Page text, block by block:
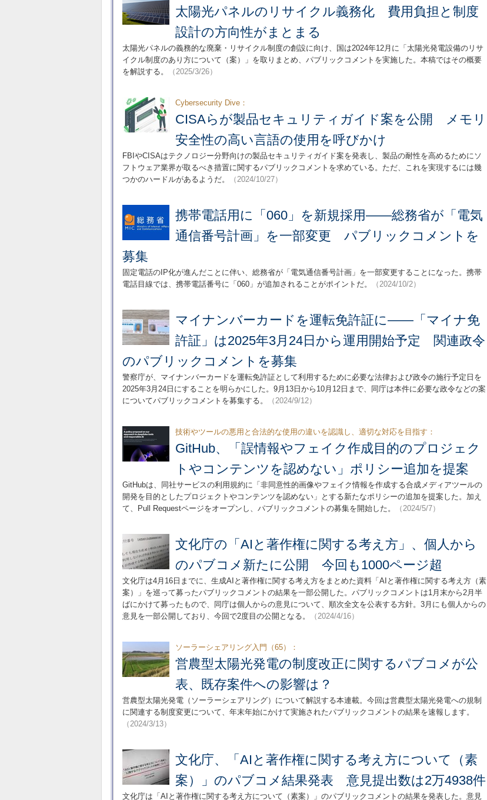
太陽光パネルのリサイクル義務化 費用負担と制度
設計の方向性がまとまる
太陽光パネルの義務的な廃棄・リサイクル制度の創設に向け、国は2024年12月に「太陽光発電設備のリサ
イクル制度のあり方について（案）」を取りまとめ、パブリックコメントを実施した。本稿ではその概要
を解説する。
（2025/3/26）
Cybersecurity Dive：
CISAらが製品セキュリティガイド案を公開 メモリ
安全性の高い言語の使用を呼びかけ
FBIやCISAはテクノロジー分野向けの製品セキュリティガイド案を発表し、製品の耐性を高めるためにソ
フトウェア業界が取るべき措置に関するパブリックコメントを求めている。ただ、これを実現するには幾
つかのハードルがあるようだ。
（2024/10/27）
携帯電話用に「060」を新規採用――総務省が「電気
通信番号計画」を一部変更 パブリックコメントを
募集
固定電話のIP化が進んだことに伴い、総務省が「電気通信番号計画」を一部変更することになった。携帯
電話目線では、携帯電話番号に「060」が追加されることがポイントだ。
（2024/10/2）
マイナンバーカードを運転免許証に――「マイナ免
許証」は2025年3月24日から運用開始予定 関連政令
のパブリックコメントを募集
警察庁が、マイナンバーカードを運転免許証として利用するために必要な法律および政令の施行予定日を
2025年3月24日にすることを明らかにした。9月13日から10月12日まで、同庁は本件に必要な政令などの案
についてパブリックコメントを募集する。
（2024/9/12）
技術やツールの悪用と合法的な使用の違いを認識し、適切な対応を目指す：
GitHub、「誤情報やフェイク作成目的のプロジェク
トやコンテンツを認めない」ポリシー追加を提案
GitHubは、同社サービスの利用規約に「非同意性的画像やフェイク情報を作成する合成メディアツールの
開発を目的としたプロジェクトやコンテンツを認めない」とする新たなポリシーの追加を提案した。加え
て、Pull Requestページをオープンし、パブリックコメントの募集を開始した。
（2024/5/7）
文化庁の「AIと著作権に関する考え方」、個人から
のパブコメ新たに公開 今回も1000ページ超
文化庁は4月16日までに、生成AIと著作権に関する考え方をまとめた資料「AIと著作権に関する考え方（素
案）」を巡って募ったパブリックコメントの結果を一部公開した。パブリックコメントは1月末から2月半
ばにかけて募ったもので、同庁は個人からの意見について、順次全文を公表する方針。3月にも個人からの
意見を一部公開しており、今回で2度目の公開となる。
（2024/4/16）
ソーラーシェアリング入門（65）：
営農型太陽光発電の制度改正に関するパブコメが公
表、既存案件への影響は？
営農型太陽光発電（ソーラーシェアリング）について解説する本連載。今回は営農型太陽光発電への規制
に関連する制度変更について、年末年始にかけて実施されたパブリックコメントの結果を速報します。
（2024/3/13）
文化庁、「AIと著作権に関する考え方について（素
案）」のパブコメ結果発表 意見提出数は2万4938件
文化庁は「AIと著作権に関する考え方について（素案）」のパブリックコメントの結果を発表した。意見